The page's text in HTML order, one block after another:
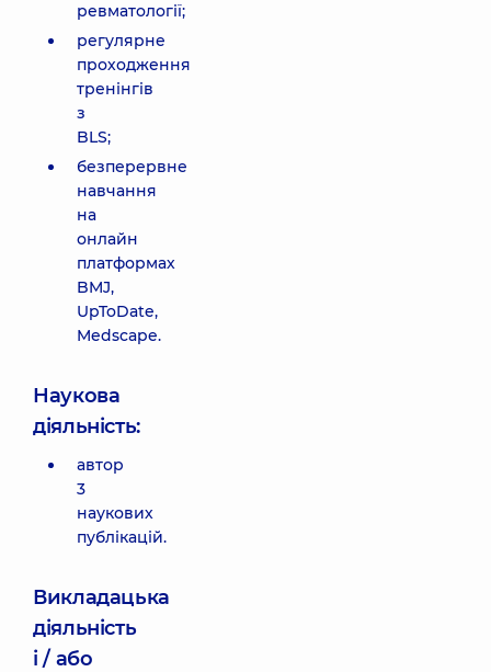
ревматології;
регулярне
проходження
тренінгів
з
BLS;
безперервне
навчання
на
онлайн
платформах
BMJ,
UpToDate,
Medscape.
Наукова
діяльність:
автор
3
наукових
публікацій.
Викладацька
діяльність
і / або